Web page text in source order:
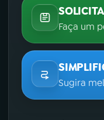
Faça um
Sugira